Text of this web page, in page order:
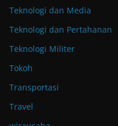
Teknologi dan Media
Teknologi dan Pertahanan
Teknologi Militer
Tokoh
Transportasi
Travel